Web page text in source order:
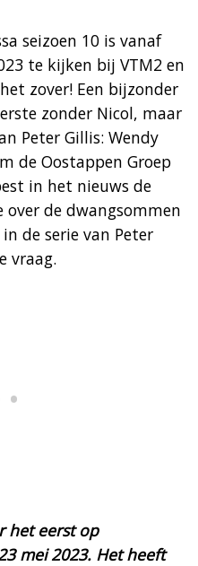
seizoen 10 is vanaf
te kijken bij VTM2 en
zover! Een bijzonder
zonder Nicol, maar
Peter Gillis: Wendy
de Oostappen Groep
in het nieuws de
de dwangsommen
de serie van Peter
vraag.
het eerst op
mei 2023. Het heeft